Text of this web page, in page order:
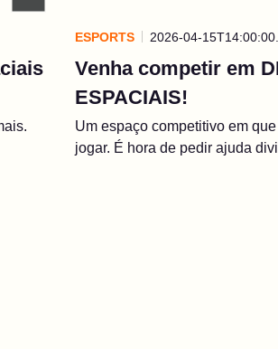
ESPORTS 2026-04-
Venha competir em
ESPACIAIS!
Um espaço competitivo em
jogar. É hora de pedir ajuda